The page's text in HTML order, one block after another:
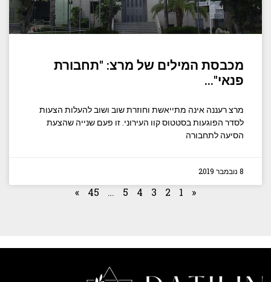
מכבסת המילים של מרצ: "תחבורת
פנאי"…
מרצ רעננה אינה מתייאשת וחוזרת שוב ושוב להעלות הצעות
לסדר הפוגעות בסטטוס קוו העירוני. זו פעם שנייה שהצעת
הסיעה לתחבורה
8 נובמבר 2019
«
1
2
3
4
5
…
45
»